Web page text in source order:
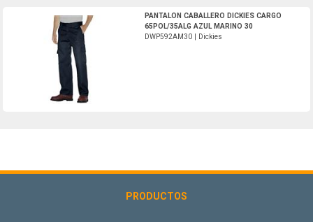
PANTALON CABALLERO DICKIES CARGO
65POL/35ALG AZUL MARINO 30
DWP592AM30 | Dickies
PRODUCTOS